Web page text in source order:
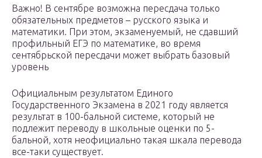
Важно! В сентябре возможна пересдача только
обязательных предметов – русского языка и
математики. При этом, экзаменуемый, не сдавший
профильный ЕГЭ по математике, во время
сентябрьской пересдачи может выбрать базовый
уровень
Официальным результатом Единого
Государственного Экзамена в 2021 году является
результат в 100-бальной системе, который не
подлежит переводу в школьные оценки по 5-
бальной, хотя неофициально такая шкала перевода
все-таки существует.